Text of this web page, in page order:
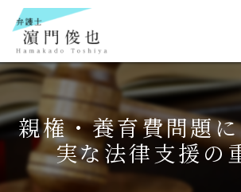
親権・養育費問題
実な法律支援の